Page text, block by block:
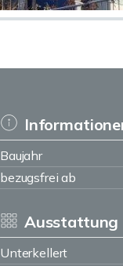
Baujahr
bezugsfrei ab
Ausstattung
Unterkellert